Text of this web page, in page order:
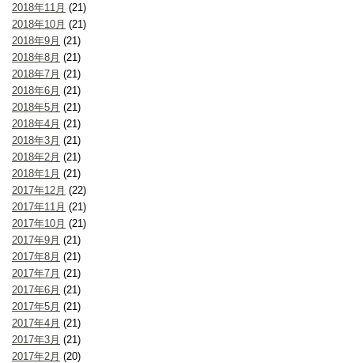
2018年11月 (21)
2018年10月 (21)
2018年9月 (21)
2018年8月 (21)
2018年7月 (21)
2018年6月 (21)
2018年5月 (21)
2018年4月 (21)
2018年3月 (21)
2018年2月 (21)
2018年1月 (21)
2017年12月 (22)
2017年11月 (21)
2017年10月 (21)
2017年9月 (21)
2017年8月 (21)
2017年7月 (21)
2017年6月 (21)
2017年5月 (21)
2017年4月 (21)
2017年3月 (21)
2017年2月 (20)